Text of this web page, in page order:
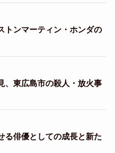
トンマーティン・ホンダの
、東広島市の殺人・放火事
る俳優としての成長と新た